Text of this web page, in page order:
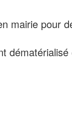
mairie pour